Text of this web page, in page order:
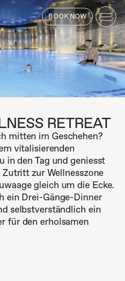
Receive up to 15% off!
BOOK NOW
RETREAT
mitten im Geschehen?
vitalisierenden
in den Tag und geniesst
zur Wellnesszone
gleich um die Ecke.
ein Drei-Gänge-Dinner
selbstverständlich ein
für den erholsamen